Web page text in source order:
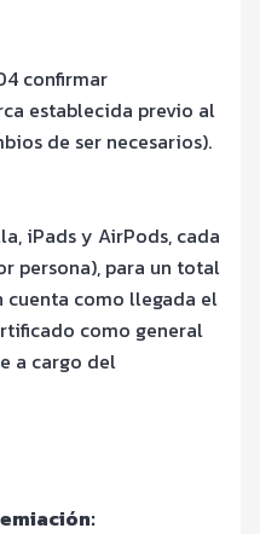
confirmar
establecida previo al
de ser necesarios).
iPads y AirPods, cada
persona), para un total
cuenta como llegada el
como general
a cargo del